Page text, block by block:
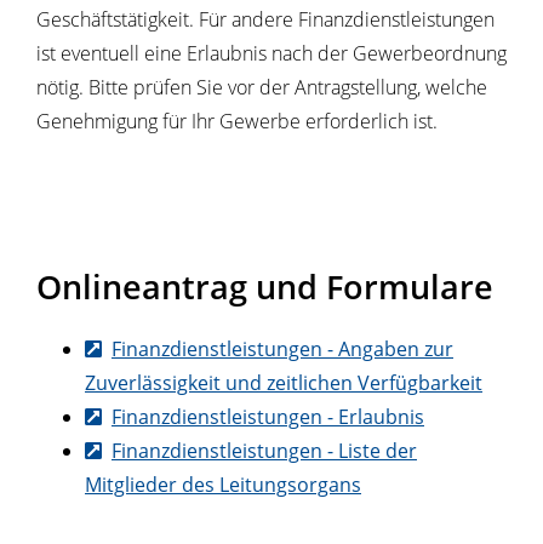
Geschäftstätigkeit. Für andere Finanzdienstleistungen
ist eventuell eine Erlaubnis nach der Gewerbeordnung
nötig. Bitte prüfen Sie vor der Antragstellung, welche
Genehmigung für Ihr Gewerbe erforderlich ist.
Onlineantrag und Formulare
Finanzdienstleistungen - Angaben zur
Zuverlässigkeit und zeitlichen Verfügbarkeit
Finanzdienstleistungen - Erlaubnis
Finanzdienstleistungen - Liste der
Mitglieder des Leitungsorgans